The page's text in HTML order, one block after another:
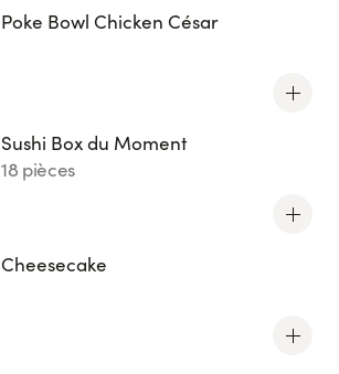
Poke Bowl Chicken César
Sushi Box du Moment
18 pièces
Cheesecake